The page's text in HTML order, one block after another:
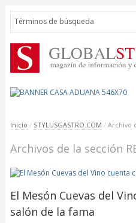
Inicio / STYLUSGASTRO.COM / Archivo
Archivos de la sección
El Mesón Cuevas del
salón de la fama